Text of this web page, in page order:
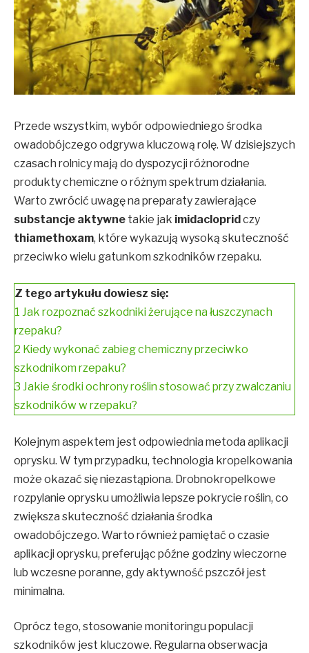
Przede wszystkim, wybór odpowiedniego środka
owadobójczego odgrywa kluczową rolę. W dzisiejszych
czasach rolnicy mają do dyspozycji różnorodne
produkty chemiczne o różnym spektrum działania.
Warto zwrócić uwagę na preparaty zawierające
substancje aktywne takie jak imidacloprid czy
thiamethoxam, które wykazują wysoką skuteczność
przeciwko wielu gatunkom szkodników rzepaku.
Z tego artykułu dowiesz się:
1 Jak rozpoznać szkodniki żerujące na łuszczynach
rzepaku?
2 Kiedy wykonać zabieg chemiczny przeciwko
szkodnikom rzepaku?
3 Jakie środki ochrony roślin stosować przy zwalczaniu
szkodników w rzepaku?
Kolejnym aspektem jest odpowiednia metoda aplikacji
oprysku. W tym przypadku, technologia kropelkowania
może okazać się niezastąpiona. Drobnokropelkowe
rozpylanie oprysku umożliwia lepsze pokrycie roślin, co
zwiększa skuteczność działania środka
owadobójczego. Warto również pamiętać o czasie
aplikacji oprysku, preferując późne godziny wieczorne
lub wczesne poranne, gdy aktywność pszczół jest
minimalna.
Oprócz tego, stosowanie monitoringu populacji
szkodników jest kluczowe. Regularna obserwacja